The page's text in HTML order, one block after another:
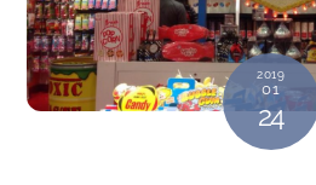
2019
01
24